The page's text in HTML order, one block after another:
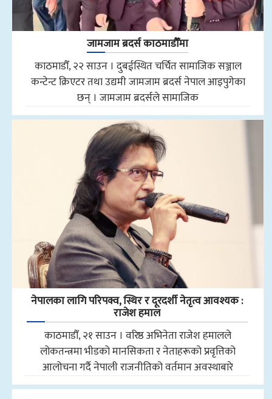
जामजाम ब्रदर्स काठमाडौँमा
काठमाडौँ, २२ साउन । दुबईस्थित चर्चित सामाजिक सञ्जाल
कन्टेन्ट क्रिएटर तथा उद्यमी जामजाम ब्रदर्स नेपाल आइपुगेका
छन् । जामजाम ब्रदर्सले सामाजिक
नेपालका लागि परिपक्व, स्थिर र दूरदर्शी नेतृत्व आवश्यक :
राजेश हमाल
काठमाडौँ, २१ साउन । वरिष्ठ अभिनेता राजेश हमालले
लोकतन्त्रमा भीडको मानसिकता र नेताहरूको प्रवृत्तिको
आलोचना गर्दै नेपाली राजनीतिको वर्तमान अवस्थाबारे